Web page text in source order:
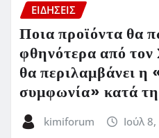
ΕΙΔΗΣΕΙΣ
Ποια προϊόντα θα
φθηνότερα από
θα περιλαμβάνει η
συμφωνία» κατά
kimiforum Ιούλ